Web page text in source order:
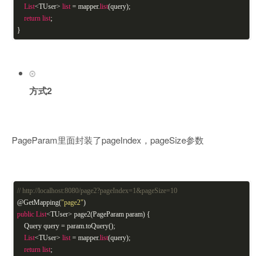
List<TUser> list= mapper.list(query);
return list;
}
方式2
PageParam里面封装了pageIndex，pageSize参数
// http://localhost:8080/page2?pageIndex=1&pageSize=10
@GetMapping("page2")
public List<TUser> page2(PageParam param) {
Query query = param.toQuery();
List<TUser> list= mapper.list(query);
return list;